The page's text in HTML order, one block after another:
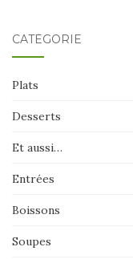
CATÉGORIE
Plats
Desserts
Et aussi…
Entrées
Boissons
Soupes